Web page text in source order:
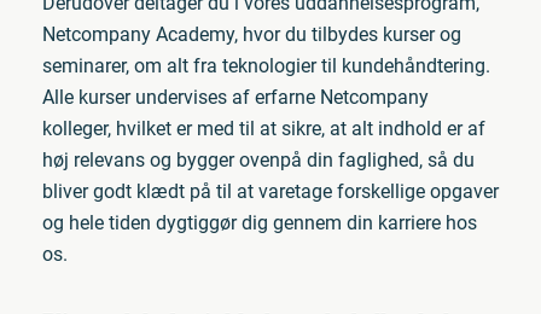
Netcompany Academy, hvor du tilbydes kurser og
seminarer, om alt fra teknologier til kundehåndtering.
Alle kurser undervises af erfarne Netcompany
kolleger, hvilket er med til at sikre, at alt indhold er af
høj relevans og bygger ovenpå din faglighed, så du
bliver godt klædt på til at varetage forskellige opgaver
og hele tiden dygtiggør dig gennem din karriere hos
os.